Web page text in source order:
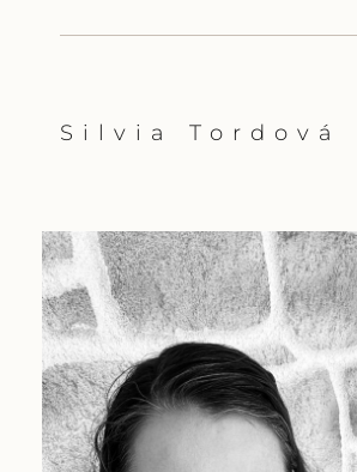
Silvia Tordová